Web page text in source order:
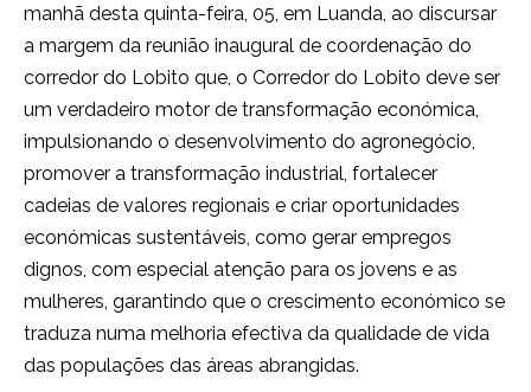
manhã desta quinta-feira, 05, em Luanda, ao discursar
a margem da reunião inaugural de coordenação do
corredor do Lobito que, o Corredor do Lobito deve ser
um verdadeiro motor de transformação económica,
impulsionando o desenvolvimento do agronegócio,
promover a transformação industrial, fortalecer
cadeias de valores regionais e criar oportunidades
económicas sustentáveis, como gerar empregos
dignos, com especial atenção para os jovens e as
mulheres, garantindo que o crescimento económico se
traduza numa melhoria efectiva da qualidade de vida
das populações das áreas abrangidas.